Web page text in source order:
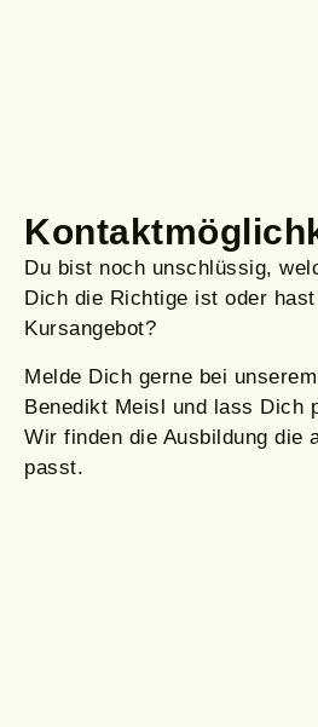
Du bist noch unschlüssig,
Dich die Richtige ist oder
Kursangebot?
Melde Dich gerne bei
Benedikt Meisl und lass Dich
Wir finden die Ausbildung die
passt.